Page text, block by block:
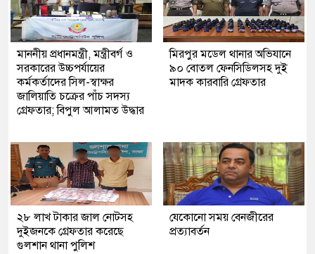
মাননীয় প্রধানমন্ত্রী, মন্ত্রীবর্গ ও
সরকারের উচ্চপর্যায়ের
কর্মকর্তাদের সিল-স্বাক্ষর
জালিয়াতি চক্রের পাঁচ সদস্য
গ্রেফতার; বিপুল আলামত উদ্ধার
মিরপুর মডেল থানার অভিযানে
৯০ বোতল ফেনসিডিলসহ দুই
মাদক কারবারি গ্রেফতার
২৮ লাখ টাকার জাল নোটসহ
দুইজনকে গ্রেফতার করেছে
গুলশান থানা পুলিশ
যেকোনো সময় বেনজীরের
প্রত্যাবর্তন